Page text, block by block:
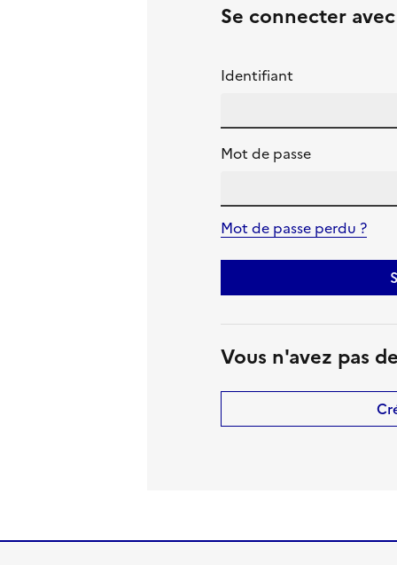
Se connecter
Identifiant
Mot de passe
Mot de passe perdu ?
Vous n'avez pas